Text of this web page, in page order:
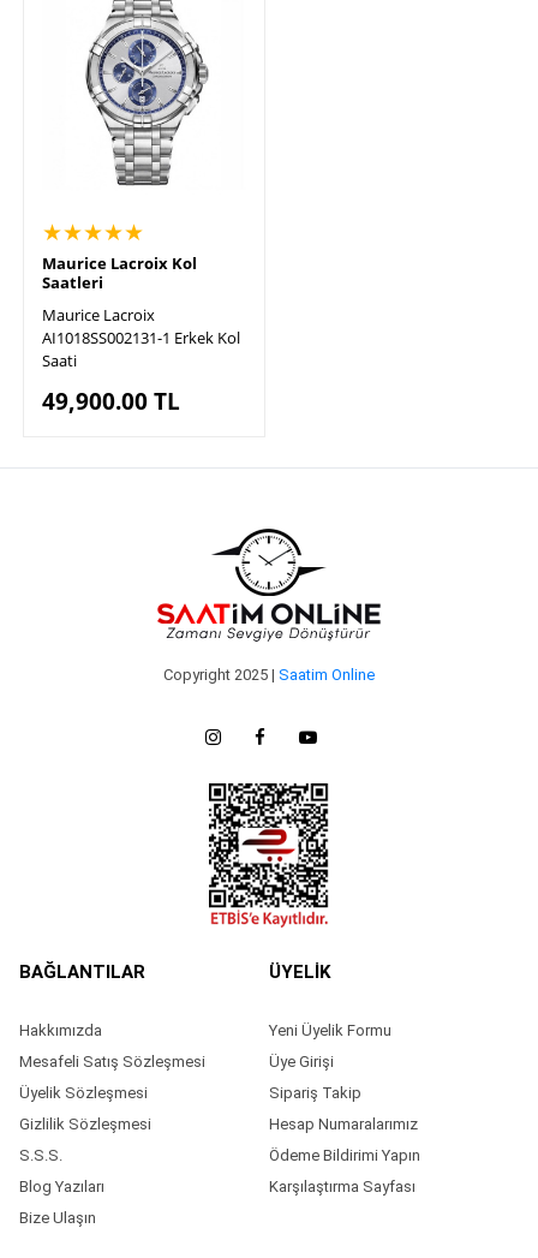
★★★★★
Maurice Lacroix Kol
Saatleri
Maurice Lacroix
AI1018SS002131-1 Erkek Kol
Saati
49,900.00TL
Copyright 2025 | Saatim Online
BAĞLANTILAR
Hakkımızda
Mesafeli Satış Sözleşmesi
Üyelik Sözleşmesi
Gizlilik Sözleşmesi
S.S.S.
Blog Yazıları
Bize Ulaşın
ÜYELİK
Yeni Üyelik Formu
Üye Girişi
Sipariş Takip
Hesap Numaralarımız
Ödeme Bildirimi Yapın
Karşılaştırma Sayfası